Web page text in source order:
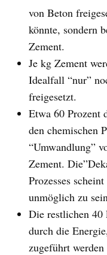
von Beton
könnte, sondern
Zement.
Je kg Zement
Idealfall “nur”
freigesetzt.
Etwa 60 Prozent
den chemischen
“Umwandlung”
Zement.
Prozesses
unmöglich zu
Die restlichen 40
durch die
zugeführt